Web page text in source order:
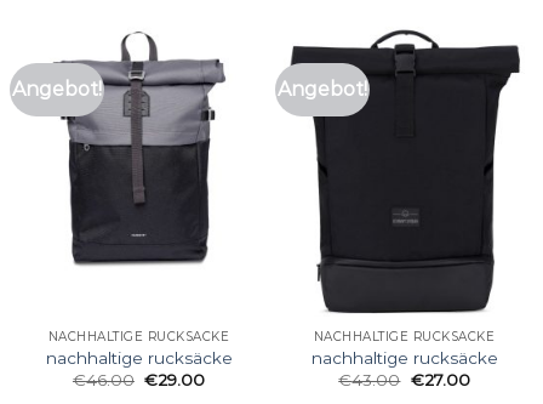
Angebot!
NACHHALTIGE RUCKSÄCKE
nachhaltige rucksäcke
€46.00 €29.00
Angebot!
NACHHALTIGE RUCKSÄCKE
nachhaltige rucksäcke
€43.00 €27.00